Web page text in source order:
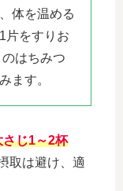
体を温める
片をすりお
はちみつ
ます。
さじ1～2杯
取は避け、適